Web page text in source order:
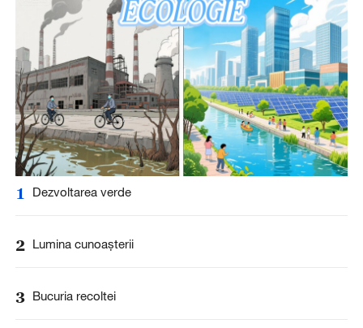
1 Dezvoltarea verde
2 Lumina cunoașterii
3 Bucuria recoltei